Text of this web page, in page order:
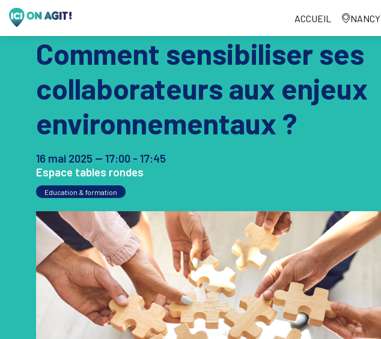
ACCUEIL NANCY
Comment sensibiliser ses
collaborateurs aux enjeux
environnementaux ?
16 mai 2025 — 17:00 - 17:45
Espace tables rondes
Education & formation